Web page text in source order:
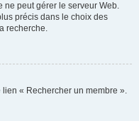
ne peut gérer le serveur Web.
précis dans le choix des
recherche.
« Rechercher un membre ».